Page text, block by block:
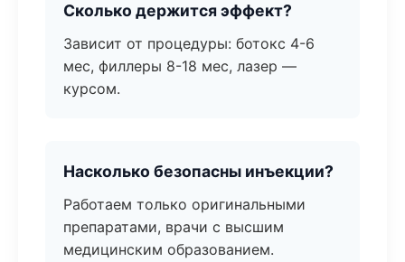
Сколько держится эффект?
Зависит от процедуры: ботокс 4-6
мес, филлеры 8-18 мес, лазер —
курсом.
Насколько безопасны инъекции?
Работаем только оригинальными
препаратами, врачи с высшим
медицинским образованием.